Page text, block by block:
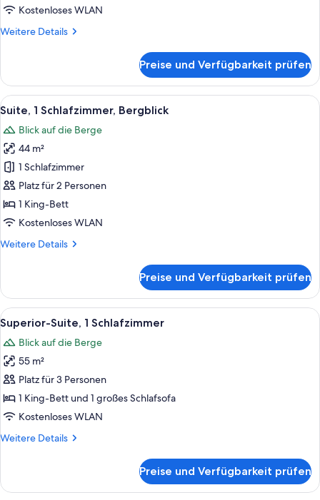
anzeigen
Kostenloses WLAN
Weitere Details
Weitere
Suite,
Schlafzimmer
Preise und Verfügbarkeit prüfen
Alle
Fotos
für
Suite,
Schlafzimmer,
Bergblick
anzeigen
Ein modernes Wohnzimmer mit
6
Suite, 1 Schlafzimmer, Bergblick
Blick auf die Berge
44 m²
1 Schlafzimmer
Platz für 2 Personen
1 King-Bett
Kostenloses WLAN
Weitere Details
Weitere
1
Schlafzimmer,
Bergblick
Preise und Verfügbarkeit prüfen
Alle
Fotos
für
Superior-
Suite,
1
Schlafzimmer
Ein modernes Wohnzimmer mit
5
Superior-Suite, 1 Schlafzimmer
Blick auf die Berge
55 m²
Platz für 3 Personen
1 King-Bett und 1 großes Schlafsofa
Kostenloses WLAN
Weitere Details
Weitere
Suite,
Preise und Verfügbarkeit prüfen